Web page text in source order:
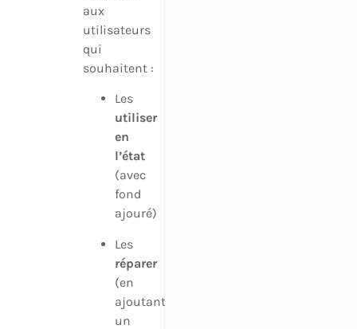
aux
utilisateurs
qui
souhaitent :
Les
utiliser
en
l’état
(avec
fond
ajouré)
Les
réparer
(en
ajoutant
un